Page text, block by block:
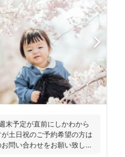
末予定が直前にしかわから
土日祝のご予約希望の方は
問い合わせをお願い致しま